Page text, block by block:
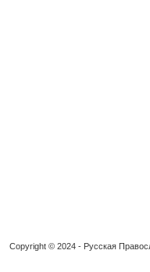
Copyright © 2024 - Русская